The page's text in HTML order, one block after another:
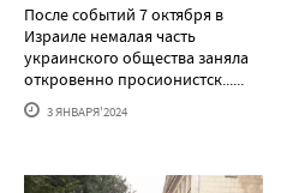
После событий 7 октября в
Израиле немалая часть
украинского общества заняла
откровенно просионистск......
3 ЯНВАРЯ'2024